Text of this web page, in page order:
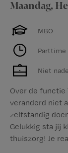
Maandag,
MBO
Parttime
Niet
Over de
veranderd niet
zelfstandig
Gelukkig sta jij
thuiszorg! Je